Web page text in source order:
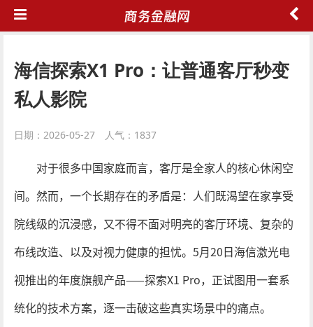
海信探索X1 Pro：让普通客厅秒变
私人影院
日期：2026-05-27 人气：1837
对于很多中国家庭而言，客厅是全家人的核心休闲空
间。然而，一个长期存在的矛盾是：人们既渴望在家享受
院线级的沉浸感，又不得不面对明亮的客厅环境、复杂的
布线改造、以及对视力健康的担忧。5月20日海信激光电
视推出的年度旗舰产品——探索X1 Pro，正试图用一套系
统化的技术方案，逐一击破这些真实场景中的痛点。